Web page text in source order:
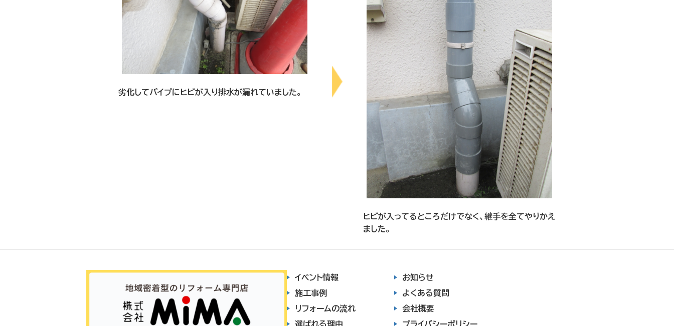
劣化してパイプにヒビが入り排水が漏れていました。
ヒビが入ってるところだけでなく、継手を全てやりかえ
ました。
イベント情報
施工事例
リフォームの流れ
選ばれる理由
お知らせ
よくある質問
会社概要
プライバシーポリシー